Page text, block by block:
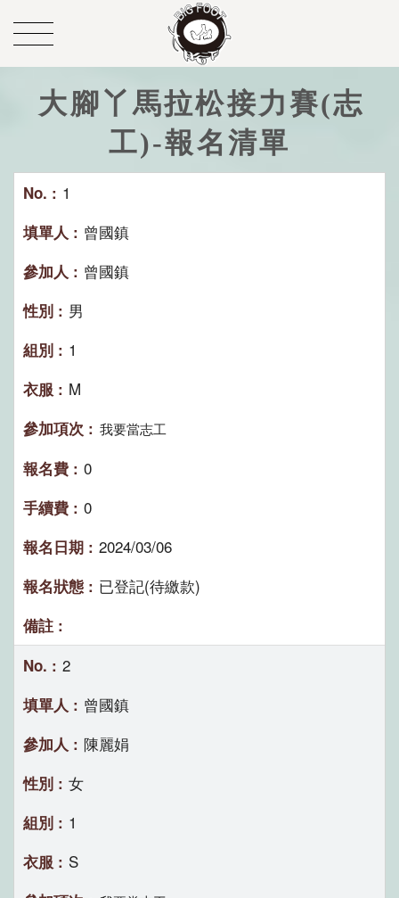
大腳丫馬拉松接力賽(志
工)-報名清單
1
曾國鎮
曾國鎮
男
1
M
我要當志工
0
0
2024/03/06
已登記(待繳款)
2
曾國鎮
陳麗娟
女
1
S